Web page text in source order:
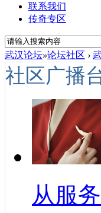
联系我们
传奇专区
武汉论坛»论坛社区 ›
社区广播
从服务